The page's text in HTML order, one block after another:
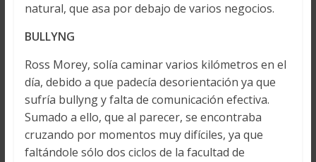
natural, que asa por debajo de varios negocios.
BULLYNG
Ross Morey, solía caminar varios kilómetros en el
día, debido a que padecía desorientación ya que
sufría bullyng y falta de comunicación efectiva.
Sumado a ello, que al parecer, se encontraba
cruzando por momentos muy difíciles, ya que
faltándole sólo dos ciclos de la facultad de